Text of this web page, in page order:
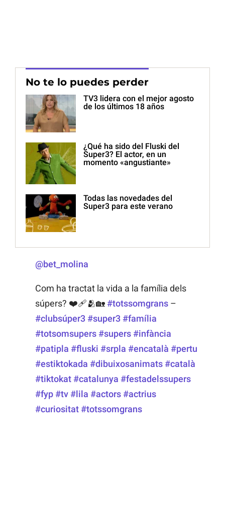
No te lo puedes perder
TV3 lidera con el mejor agosto
de los últimos 18 años
¿Qué ha sido del Fluski del
Super3? El actor, en un
momento «angustiante»
Todas las novedades del
Super3 para este verano
@bet_molina
Com ha tractat la vida a la família dels
súpers? ❤️‍🩹🫂🏡#totssomgrans –
#clubsúper3#super3#família
#totsomsupers#supers#infància
#patipla #fluski #srpla #encatalà #pertu
#estiktokada #dibuixosanimats#català
#tiktokat#catalunya #festadelssupers
#fyp#tv#lila #actors#actrius
#curiositat#totssomgrans